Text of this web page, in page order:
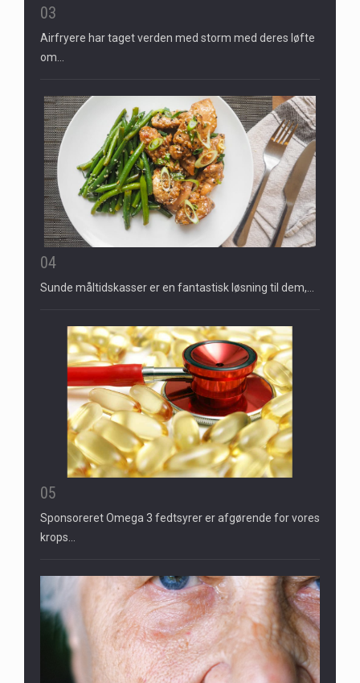
03
Airfryere har taget verden med storm med deres løfte
om…
04
Sunde måltidskasser er en fantastisk løsning til dem,…
05
Sponsoreret Omega 3 fedtsyrer er afgørende for vores
krops…